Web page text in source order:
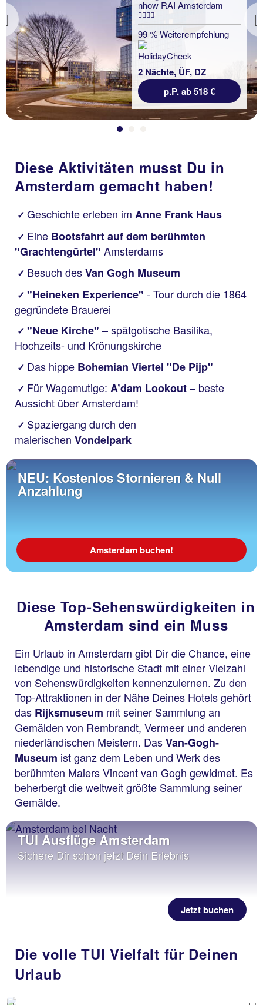
Previous
nhow RAI Amsterdam
99 % Weiterempfehlung
2 Nächte, ÜF, DZ
p.P. ab 518 €
Diese Aktivitäten musst Du in
Amsterdam gemacht haben!
✓ Geschichte erleben im Anne Frank Haus
✓ Eine Bootsfahrt auf dem berühmten
"Grachtengürtel" Amsterdams
✓ Besuch desVan Gogh Museum
✓ "Heineken Experience" - Tourdurch die 1864
gegründete Brauerei
✓ "Neue Kirche" – spätgotische Basilika,
Hochzeits- und Krönungskirche
✓ Das hippe Bohemian Viertel "De Pijp"
✓ Für Wagemutige: A’dam Lookout– beste
Aussicht über Amsterdam!
✓ Spaziergang durch den
malerischen Vondelpark
NEU: Kostenlos Stornieren & Null
Anzahlung
Amsterdam buchen!
Diese Top-Sehenswürdigkeiten in
Amsterdam sind ein Muss
Ein Urlaub in Amsterdam gibt Dir die Chance, eine
lebendige und historische Stadt mit einer Vielzahl
von Sehenswürdigkeiten kennenzulernen. Zu den
Top-Attraktionen in der Nähe Deines Hotels gehört
das Rijksmuseum mit seiner Sammlung an
Gemälden von Rembrandt, Vermeer und anderen
niederländischen Meistern. DasVan-Gogh-
Museum ist ganz dem Leben und Werk des
berühmten Malers Vincent van Gogh gewidmet. Es
beherbergt die weltweit größte Sammlung seiner
Gemälde.
TUI Ausflüge Amsterdam
Sichere Dir schon jetzt Dein Erlebnis
Jetzt buchen
Die volle TUI Vielfalt für Deinen
Urlaub